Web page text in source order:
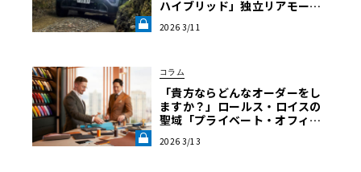
ハイブリッド」独立リアモータ
物”の真価《LE VOLANT LAB》
2026 3/11
コラム
「貴方ならどんなオーダーをし
ますか？」――ロールス・ロイスの
聖域「プライベート・オフィ
ザイナーらが語る、“作品”を創
2026 3/13